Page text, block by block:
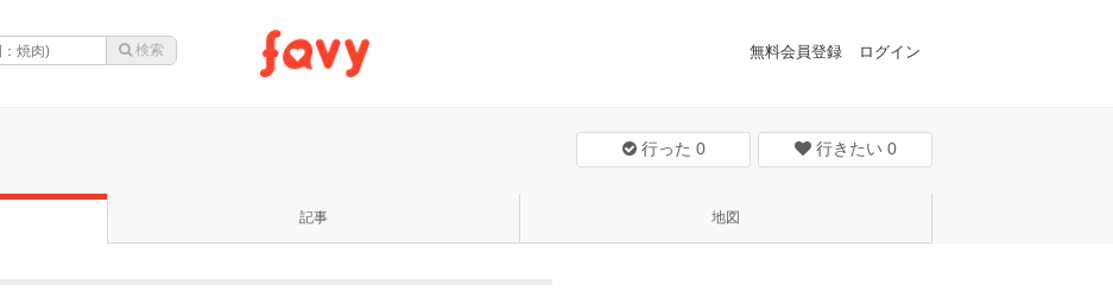
無料会員登録 ログイン
行った 0 行きたい 0
記事 地図